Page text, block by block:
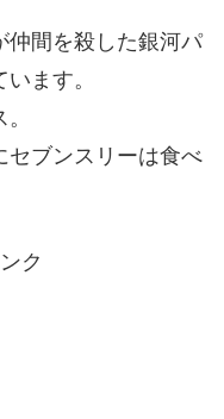
仲間を殺した銀河パ
ます。
セブンスリーは食べ
ク